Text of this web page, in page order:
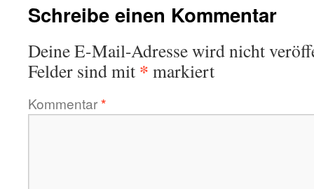
Schreibe einen Kommentar
Deine E-Mail-Adresse wird nicht
Felder sind mit * markiert
Kommentar*